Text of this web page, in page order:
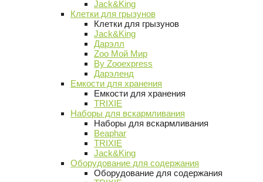
Jack&King
Клетки для грызунов
Клетки для грызунов
Jack&King
Дарэлл
Zoo Мой Мир
By Zooexpress
Дарэленд
Емкости для хранения
Емкости для хранения
TRIXIE
Наборы для вскармливания
Наборы для вскармливания
Beaphar
TRIXIE
Jack&King
Оборудование для содержания
Оборудование для содержания